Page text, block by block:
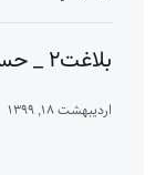
بلاغت۲ _ حسنعلی اکبری _ جلسه چهل و نهم
اردیبهشت ۱۸, ۱۳۹۹